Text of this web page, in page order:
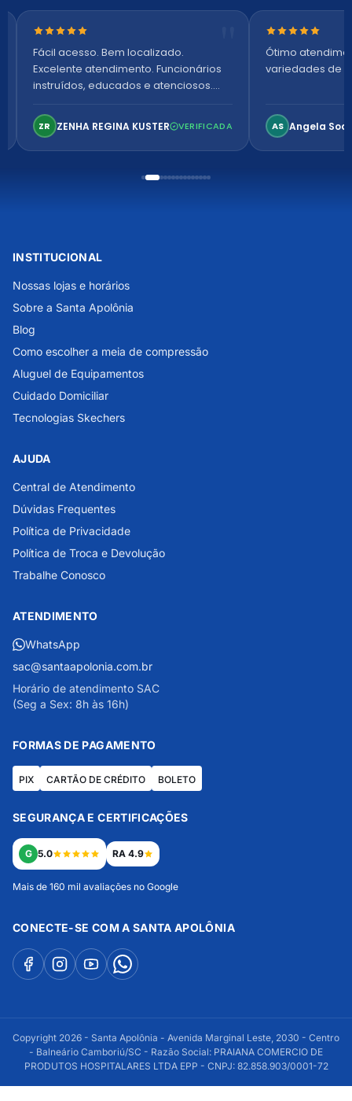
Nota 5 de 5 estrelas
Fácil acesso. Bem localizado.
Excelente atendimento. Funcionários
instruídos, educados e atenciosos.
confortável. Perfeito!
ZR ZENHA REGINA KUSTER VERIFICADA
Nota 5 de 5
Ótimo
variedades de
AS Angela
INSTITUCIONAL
Nossas lojas e horários
Sobre a Santa Apolônia
Blog
Como escolher a meia de compressão
Aluguel de Equipamentos
Cuidado Domiciliar
Tecnologias Skechers
AJUDA
Central de Atendimento
Dúvidas Frequentes
Política de Privacidade
Política de Troca e Devolução
Trabalhe Conosco
ATENDIMENTO
WhatsApp
sac@santaapolonia.com.br
Horário de atendimento SAC
(Seg a Sex: 8h às 16h)
FORMAS DE PAGAMENTO
PIX CARTÃO DE CRÉDITO BOLETO
SEGURANÇA E CERTIFICAÇÕES
G 5.0 RA 4.9
Mais de 160 mil avaliações no Google
CONECTE-SE COM A SANTA APOLÔNIA
Copyright 2026 - Santa Apolônia - Avenida Marginal Leste, 2030 - Centro
- Balneário Camboriú/SC - Razão Social: PRAIANA COMERCIO DE
PRODUTOS HOSPITALARES LTDA EPP - CNPJ: 82.858.903/0001-72